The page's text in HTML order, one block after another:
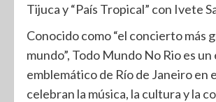
Tijuca y “País Tropical” con Ivete
Conocido como “el concierto más
mundo”, Todo Mundo No Rio es
emblemático de Río de Janeiro en
celebran la música, la cultura y la